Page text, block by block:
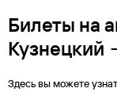
Билеты на
Кузнецкий
Здесь вы можете